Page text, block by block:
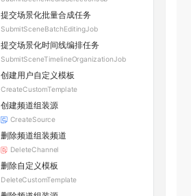
提交场景化批量合成任务
SubmitSceneBatchEditingJob
提交场景化时间线编排任务
SubmitSceneTimelineOrganizationJob
创建用户自定义模板
CreateCustomTemplate
创建频道组装源
CreateSource
删除频道组装频道
DeleteChannel
删除自定义模板
DeleteCustomTemplate